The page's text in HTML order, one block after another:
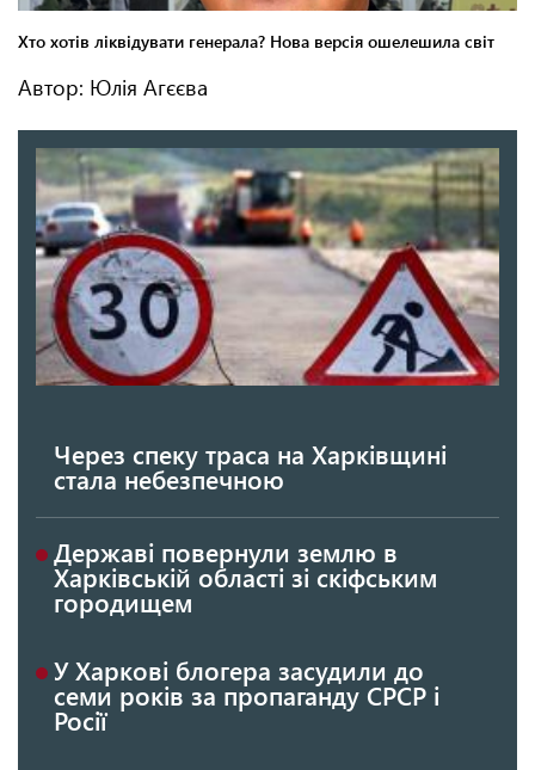
Автор: Юлія Агєєва
Через спеку траса на Харківщині
стала небезпечною
Державі повернули землю в
Харківській області зі скіфським
городищем
У Харкові блогера засудили до
семи років за пропаганду СРСР і
Росії